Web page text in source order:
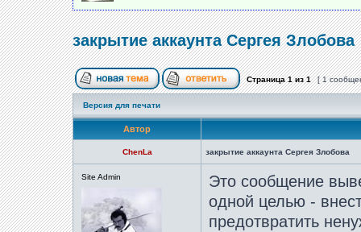
закрытие аккаунта Сергея Злобова
Страница1из1 [ 1
Версия для печати
Автор
ChenLa закрытие аккаунта Сергея Злобова
Site Admin
Это сообщение
одной целью -
предотвратить